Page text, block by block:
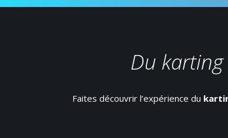
Du
Faites découvrir l’expérience du